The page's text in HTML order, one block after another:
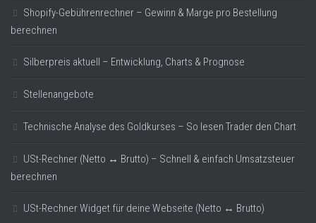
Shopify-Gebührenrechner – Gewinn & Marge pro Bestellung
berechnen
Silberpreis aktuell – Entwicklung, Charts & Prognose
Stellenangebote
Technische Analyse des Goldkurses – So lesen Trader den Chart
USt-Rechner (Netto ↔ Brutto) – Schnell & einfach Umsatzsteuer
berechnen
USt-Rechner Widget für deine Webseite (Netto ↔ Brutto)